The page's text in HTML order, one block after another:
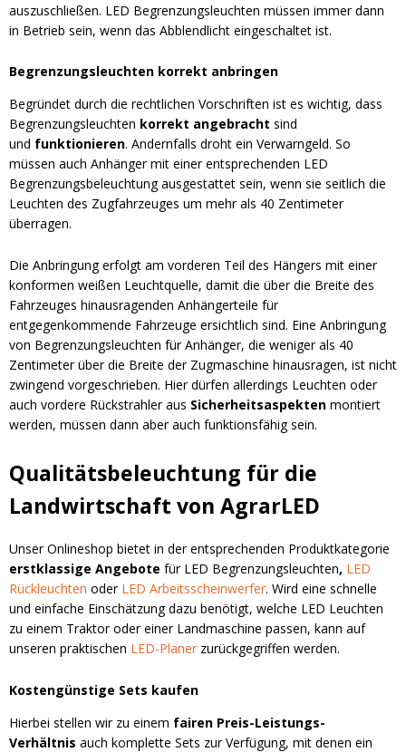
auszuschließen. LED Begrenzungsleuchten müssen immer dann
in Betrieb sein, wenn das Abblendlicht eingeschaltet ist.
Begrenzungsleuchten korrekt anbringen
Begründet durch die rechtlichen Vorschriften ist es wichtig, dass
Begrenzungsleuchten korrekt angebracht sind
und funktionieren. Andernfalls droht ein Verwarngeld. So
müssen auch Anhänger mit einer entsprechenden LED
Begrenzungsbeleuchtung ausgestattet sein, wenn sie seitlich die
Leuchten des Zugfahrzeuges um mehr als 40 Zentimeter
überragen.
Die Anbringung erfolgt am vorderen Teil des Hängers mit einer
konformen weißen Leuchtquelle, damit die über die Breite des
Fahrzeuges hinausragenden Anhängerteile für
entgegenkommende Fahrzeuge ersichtlich sind. Eine Anbringung
von Begrenzungsleuchten für Anhänger, die weniger als 40
Zentimeter über die Breite der Zugmaschine hinausragen, ist nicht
zwingend vorgeschrieben. Hier dürfen allerdings Leuchten oder
auch vordere Rückstrahler aus Sicherheitsaspekten montiert
werden, müssen dann aber auch funktionsfähig sein.
Qualitätsbeleuchtung für die
Landwirtschaft von AgrarLED
Unser Onlineshop bietet in der entsprechenden Produktkategorie
erstklassige Angebote für LED Begrenzungsleuchten, LED
Rückleuchten oder LED Arbeitsscheinwerfer. Wird eine schnelle
und einfache Einschätzung dazu benötigt, welche LED Leuchten
zu einem Traktor oder einer Landmaschine passen, kann auf
unseren praktischen LED-Planer zurückgegriffen werden.
Kostengünstige Sets kaufen
Hierbei stellen wir zu einem fairen Preis-Leistungs-
Verhältnis auch komplette Sets zur Verfügung, mit denen ein